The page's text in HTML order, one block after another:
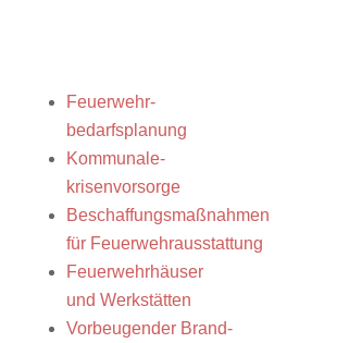
Feuerwehr-
bedarfsplanung
Kommunale-
krisenvorsorge
Beschaffungsmaßnahmen
für Feuerwehrausstattung
Feuerwehrhäuser
und Werkstätten
Vorbeugender Brand-